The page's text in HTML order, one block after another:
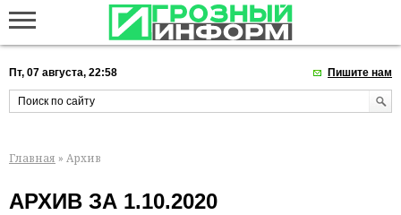
Пт, 07 августа, 22:58 Пишите нам
Главная » Архив
АРХИВ ЗА 1.10.2020